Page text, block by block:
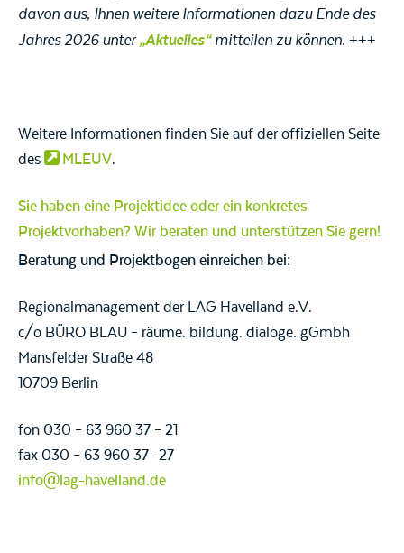
davon aus, Ihnen weitere Informationen dazu Ende des
Jahres 2026 unter„Aktuelles“mitteilen zu können. +++
Weitere Informationen finden Sie auf der offiziellen Seite
des
MLEUV.
Sie haben eine Projektidee oder ein konkretes
Projektvorhaben? Wir beraten und unterstützen Sie gern!
Beratung und Projektbogen einreichen bei:
Regionalmanagement der LAG Havelland e.V.
c/o BÜRO BLAU – räume. bildung. dialoge. gGmbh
Mansfelder Straße 48
10709 Berlin
fon 030 – 63 960 37 – 21
fax 030 – 63 960 37- 27
info@lag-havelland.de